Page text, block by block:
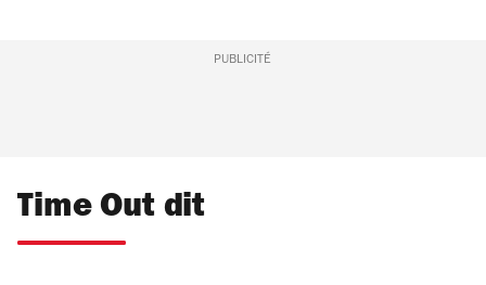
PUBLICITÉ
Time Out dit